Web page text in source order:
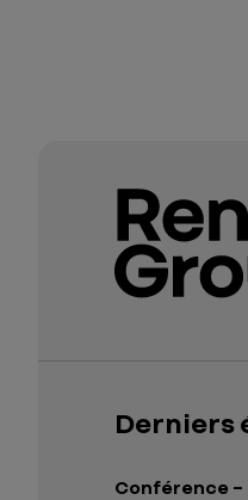
Derniers
Conférence –